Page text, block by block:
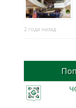
2 года назад